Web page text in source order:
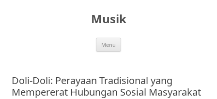
Musik
Menu
Doli-Doli: Perayaan Tradisional yang
Mempererat Hubungan Sosial Masyarakat